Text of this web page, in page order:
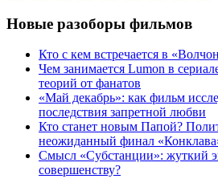
Новые разоборы фильмов
Кто с кем встречается в
Чем занимается Lumon в
теорий от фанатов
«Май декабрь»: как фильм
последствия запретной любви
Кто станет новым Папой?
неожиданный финал
Cмысл «Субстанции»: жуткий
совершенству?